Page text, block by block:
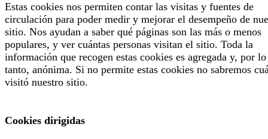
Estas cookies nos permiten contar las visitas y fuentes de
circulación para poder medir y mejorar el desempeño de
sitio. Nos ayudan a saber qué páginas son las más o menos
populares, y ver cuántas personas visitan el sitio. Toda la
información que recogen estas cookies es agregada y, por lo
tanto, anónima. Si no permite estas cookies no sabremos
visitó nuestro sitio.
Cookies dirigidas